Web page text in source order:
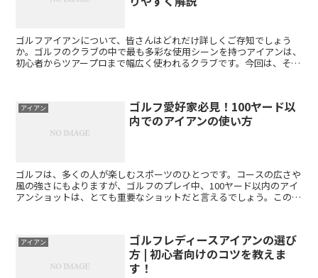
ゴルフアイアンについて、皆さんはどれだけ詳しくご存知でしょう
か。ゴルフのクラブの中で最も多彩な使用シーンを持つアイアンは、
初心者からツアープロまで幅広く使われるクラブです。今回は、そん
アイアン
ゴルフ愛好家必見！100ヤード以
内でのアイアンの使い方
ゴルフは、多くの人が楽しむスポーツのひとつです。コースの広さや
風の強さにもよりますが、ゴルフのプレイ中、100ヤード以内のアイ
アンショットは、とても重要なショットだと言えるでしょう。この
アイアン
ゴルフレディースアイアンの選び
方 | 初心者向けのコツを教えま
す！